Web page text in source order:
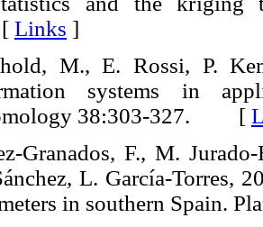
Links ]
Μ., E. Rossi, P.
systems in
38:303-327. [
Granados, F., M.
L. García-Torres,
in southern